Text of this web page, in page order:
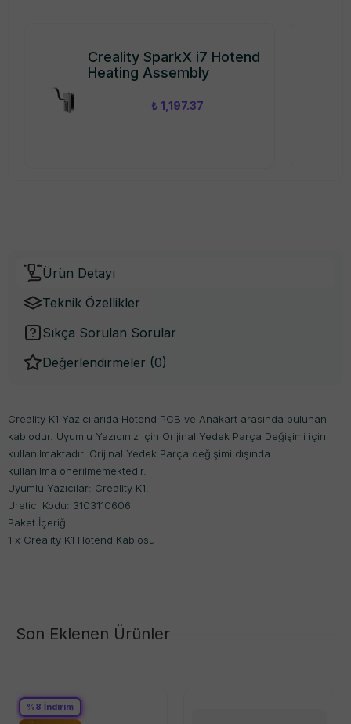
Creality SparkX i7 Hotend
Heating Assembly
₺ 1,197.37
Ürün Detayı
Teknik Özellikler
Sıkça Sorulan Sorular
Değerlendirmeler (0)
Creality K1 Yazıcılarıda Hotend PCB ve Anakart arasında bulunan
kablodur. Uyumlu Yazıcınız için Orijinal Yedek Parça Değişimi için
kullanılmaktadır. Orijinal Yedek Parça değişimi dışında
kullanılma önerilmemektedir.
Uyumlu Yazıcılar: Creality K1,
Üretici Kodu: 3103110606
Paket İçeriği:
1 x Creality K1 Hotend Kablosu
Son Eklenen Ürünler
%8 İndirim